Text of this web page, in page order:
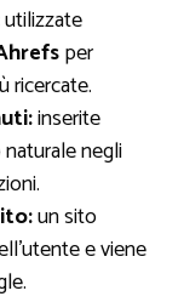
utilizzate
per
ricercate.
inserite
negli
un sito
e viene